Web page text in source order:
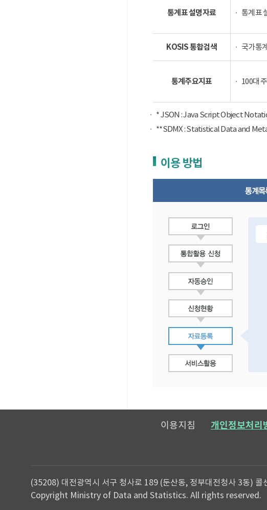
통계표 설명자료 통계표
KOSIS 통합검색 국가통
통계주요지표 100대
* JSON : Java Script Object
**SDMX : Statistical Data and
이용 방법
이용지침 개인정보처리
(35208) 대전광역시 서구 청사로 189 (둔산동, 정부대전청사 3동) 콜
Copyright Ministry of Data and Statistics. All rights reserved.